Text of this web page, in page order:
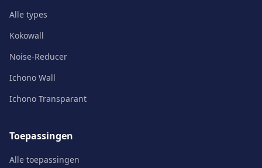
Alle types
Kokowall
Noise-Reducer
Ichono Wall
Ichono Transparant
Toepassingen
Alle toepassingen